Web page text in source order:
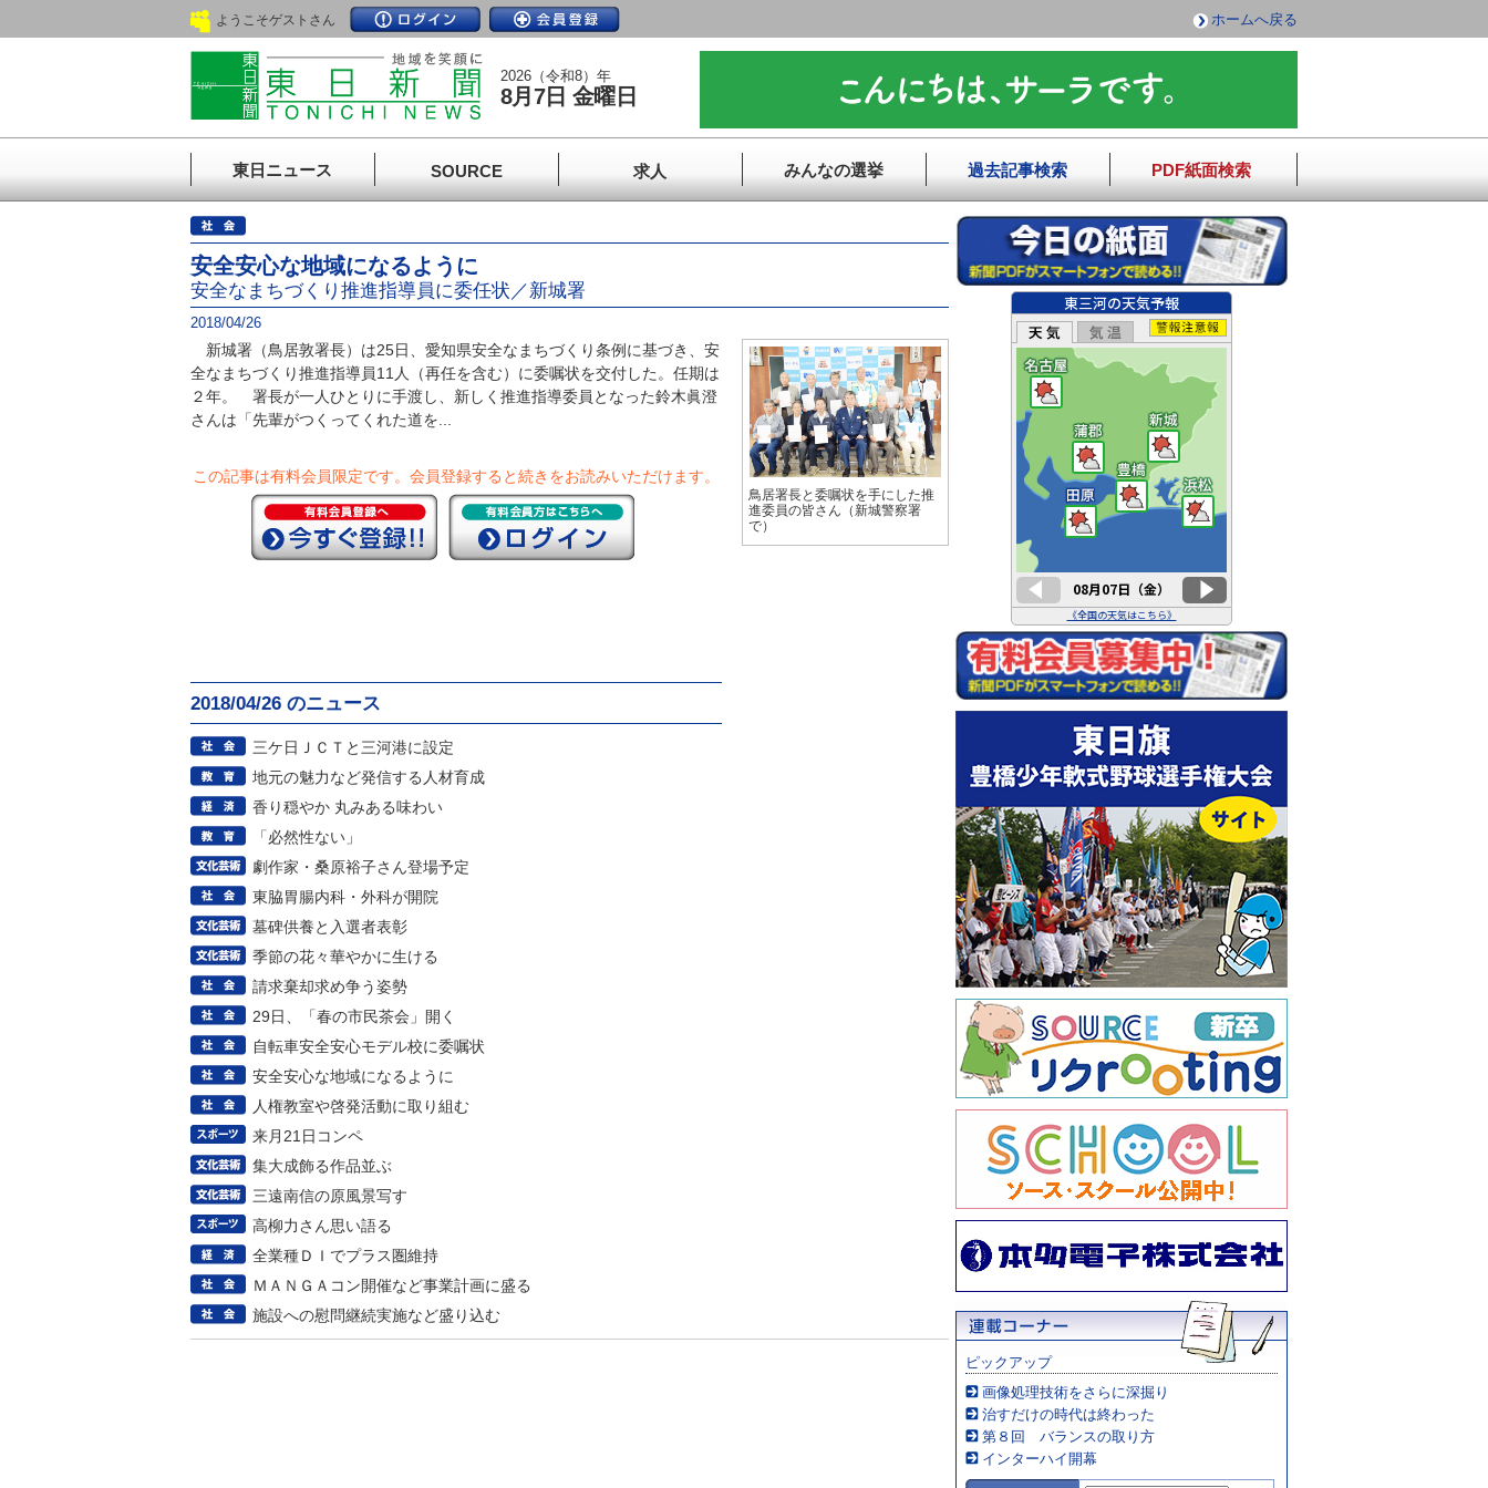
ようこそゲストさん ホームへ戻る
2026（令和8）年
8月7日 金曜日
東日ニュース SOURCE 求人 みんなの選挙 過去記事検索 PDF紙面検索
安全安心な地域になるように
安全なまちづくり推進指導員に委任状／新城署
2018/04/26
新城署（鳥居敦署長）は25日、愛知県安全なまちづくり条例に基づき、安
全なまちづくり推進指導員11人（再任を含む）に委嘱状を交付した。任期は
２年。 署長が一人ひとりに手渡し、新しく推進指導委員となった鈴木眞澄
さんは「先輩がつくってくれた道を...
この記事は有料会員限定です。 会員登録すると続きをお読みいただけます。
2018/04/26 のニュース
三ケ日ＪＣＴと三河港に設定
地元の魅力など発信する人材育成
香り穏やか 丸みある味わい
「必然性ない」
劇作家・桑原裕子さん登場予定
東脇胃腸内科・外科が開院
墓碑供養と入選者表彰
季節の花々華やかに生ける
請求棄却求め争う姿勢
29日、「春の市民茶会」開く
自転車安全安心モデル校に委嘱状
安全安心な地域になるように
人権教室や啓発活動に取り組む
来月21日コンペ
集大成飾る作品並ぶ
三遠南信の原風景写す
高柳力さん思い語る
全業種ＤＩでプラス圏維持
ＭＡＮＧＡコン開催など事業計画に盛る
施設への慰問継続実施など盛り込む
鳥居署長と委嘱状を手にした推
進委員の皆さん（新城警察署
で）
ピックアップ
画像処理技術をさらに深掘り
治すだけの時代は終わった
第８回 バランスの取り方
インターハイ開幕